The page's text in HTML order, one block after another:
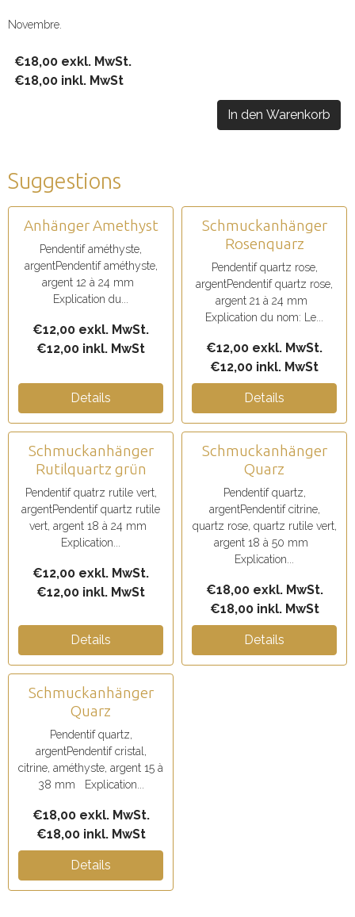
Novembre.
€18,00 exkl. MwSt.
€18,00 inkl. MwSt
In den Warenkorb
Suggestions
Anhänger Amethyst
Pendentif améthyste,
argentPendentif améthyste,
argent 12 à 24 mm
Explication du...
€12,00 exkl. MwSt.
€12,00 inkl. MwSt
Details
Schmuckanhänger
Rosenquarz
Pendentif quartz rose,
argentPendentif quartz rose,
argent 21 à 24 mm
Explication du nom: Le...
€12,00 exkl. MwSt.
€12,00 inkl. MwSt
Details
Schmuckanhänger
Rutilquartz grün
Pendentif quatrz rutile vert,
argentPendentif quartz rutile
vert, argent 18 à 24 mm
Explication...
€12,00 exkl. MwSt.
€12,00 inkl. MwSt
Details
Schmuckanhänger
Quarz
Pendentif quartz,
argentPendentif citrine,
quartz rose, quartz rutile vert,
argent 18 à 50 mm
Explication...
€18,00 exkl. MwSt.
€18,00 inkl. MwSt
Details
Schmuckanhänger
Quarz
Pendentif quartz,
argentPendentif cristal,
citrine, améthyste, argent 15 à
38 mm Explication...
€18,00 exkl. MwSt.
€18,00 inkl. MwSt
Details